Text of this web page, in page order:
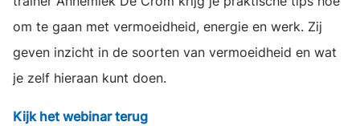
om te gaan met vermoeidheid, energie en werk. Zij
geven inzicht in de soorten van vermoeidheid en wat
je zelf hieraan kunt doen.
Kijk het webinar terug